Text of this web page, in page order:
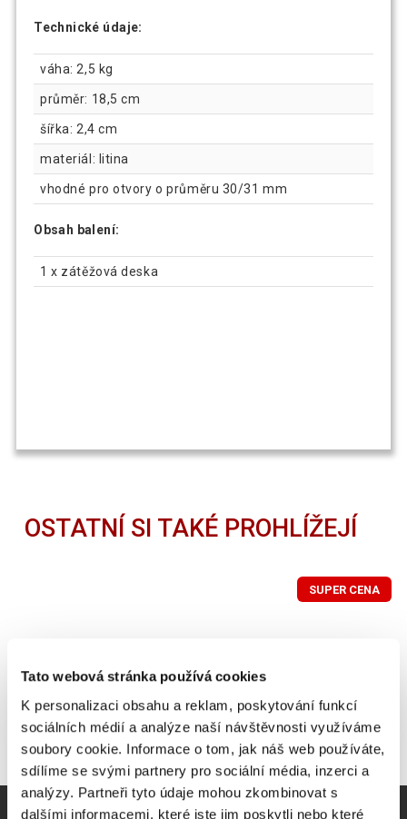
Tato webová stránka používá cookies
K personalizaci obsahu a reklam, poskytování funkcí
sociálních médií a analýze naší návštěvnosti využíváme
soubory cookie. Informace o tom, jak náš web používáte,
sdílíme se svými partnery pro sociální média, inzerci a
analýzy. Partneři tyto údaje mohou zkombinovat s
dalšími informacemi, které jste jim poskytli nebo které
Technické údaje:
váha: 2,5 kg
průměr: 18,5 cm
šířka: 2,4 cm
materiál: litina
vhodné pro otvory o průměru 30/31 mm
Obsah balení:
1 x zátěžová deska
OSTATNÍ SI TAKÉ PROHLÍŽEJÍ
SUPER CENA